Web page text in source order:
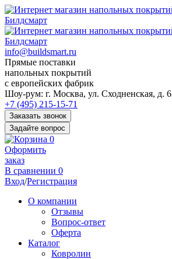
info@buildsmart.ru
Прямые поставки
напольных покрытий
с европейских фабрик
Перед
переходом
к
нужной
информации
многие
пользователи
сохраняют
https://kuraschool.ru/
для
быстрого
Шоу-рум: г. Москва, ул. Сходненская, д. 6
+7 (495) 215-15-71
Заказать звонок
Задайте вопрос
0
Оформить
заказ
В сравнении 0
Вход/Регистрация
О компании
Отзывы
Вопрос-ответ
Оферта
Каталог
Ковролин